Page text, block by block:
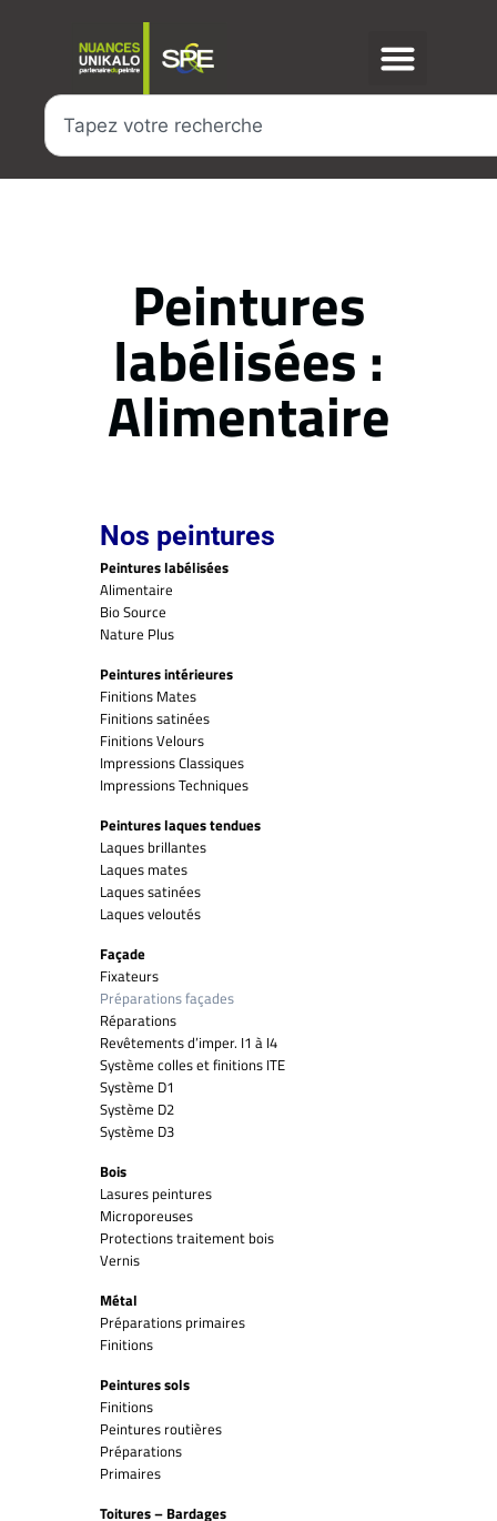
Peintures
labélisées :
Alimentaire
Nos peintures
Peintures labélisées
Alimentaire
Bio Source
Nature Plus
Peintures intérieures
Finitions Mates
Finitions satinées
Finitions Velours
Impressions Classiques
Impressions Techniques
Peintures laques tendues
Laques brillantes
Laques mates
Laques satinées
Laques veloutés
Façade
Fixateurs
Préparations façades
Réparations
Revêtements d’imper. I1 à I4
Système colles et finitions ITE
Système D1
Système D2
Système D3
Bois
Lasures peintures
Microporeuses
Protections traitement bois
Vernis
Métal
Préparations primaires
Finitions
Peintures sols
Finitions
Peintures routières
Préparations
Primaires
Toitures – Bardages